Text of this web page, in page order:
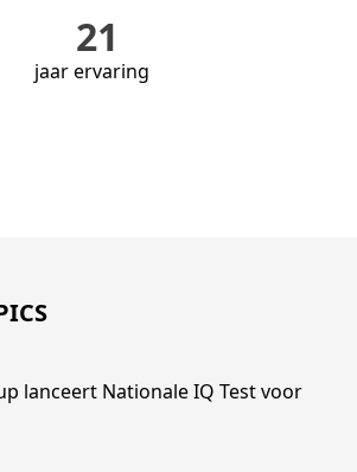
21
jaar ervaring
lanceert Nationale IQ Test voor